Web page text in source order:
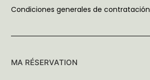
Condiciones generales de contratación
MA RÉSERVATION